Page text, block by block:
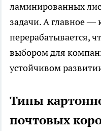
ламинированных
задачи. А главное —
перерабатывается,
выбором для
устойчивом
Типы
почтовых